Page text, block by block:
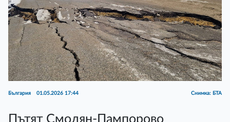
България 01.05.2026 17:44 Снимка: БТА
Пътят Смолян-Пампорово